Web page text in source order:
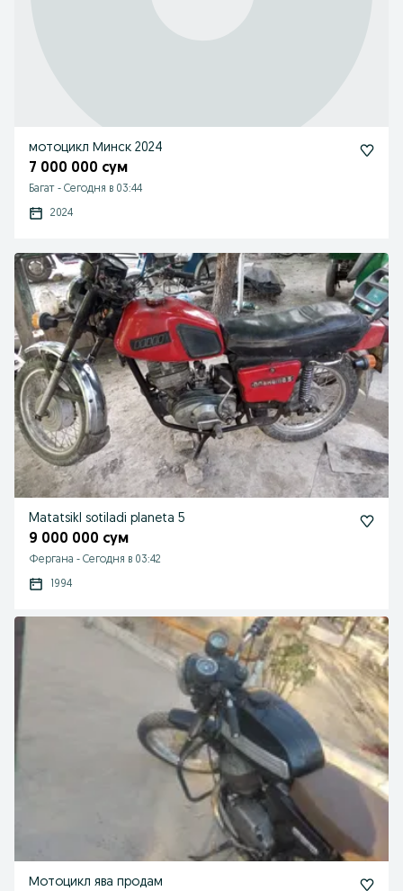
мотоцикл Минск 2024
7 000 000 сум
Багат - Сегодня в 03:44
2024
Matatsikl sotiladi planeta 5
9 000 000 сум
Фергана - Сегодня в 03:42
1994
Мотоцикл ява продам